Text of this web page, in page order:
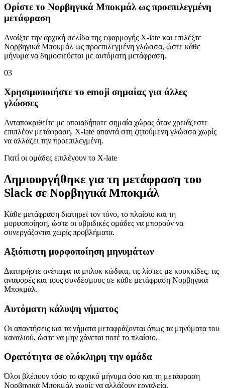
Ορίστε το Νορβηγικά Μποκμάλ ως προεπιλεγμένη
μετάφραση
Ανοίξτε την αρχική σελίδα της εφαρμογής X-late και επιλέξτε
Νορβηγικά Μποκμάλ ως προεπιλεγμένη γλώσσα, ώστε κάθε
μήνυμα να δημοσιεύεται με αυτόματη μετάφραση.
03
Χρησιμοποιήστε το emoji σημαίας για άλλες
γλώσσες
Ανταποκριθείτε με οποιαδήποτε σημαία χώρας όταν χρειάζεστε
επιπλέον μετάφραση. X-late απαντά στη ζητούμενη γλώσσα χωρίς
να αλλάζει την προεπιλεγμένη.
Γιατί οι ομάδες επιλέγουν το X-late
Δημιουργήθηκε για τη μετάφραση του
Slack σε Νορβηγικά Μποκμάλ
Κάθε μετάφραση διατηρεί τον τόνο, το πλαίσιο και τη
μορφοποίηση, ώστε οι υβριδικές ομάδες να μπορούν να
συνεργάζονται χωρίς προβλήματα.
Αξιόπιστη μορφοποίηση μηνυμάτων
Διατηρήστε ανέπαφα τα μπλοκ κώδικα, τις λίστες με κουκκίδες, τις
αναφορές και τους συνδέσμους σε κάθε μετάφραση Νορβηγικά
Μποκμάλ.
Αυτόματη κάλυψη νήματος
Οι απαντήσεις και τα νήματα μεταφράζονται όπως τα μηνύματα του
καναλιού, ώστε να μην χάνεται ποτέ το πλαίσιο.
Ορατότητα σε ολόκληρη την ομάδα
Όλοι βλέπουν τόσο το αρχικό μήνυμα όσο και τη μετάφραση
Νορβηγικά Μποκμάλ χωρίς να αλλάζουν εργαλεία.